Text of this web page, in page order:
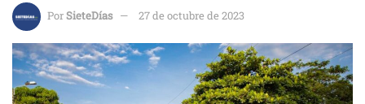
PorSieteDías 27 de octubre de 2023